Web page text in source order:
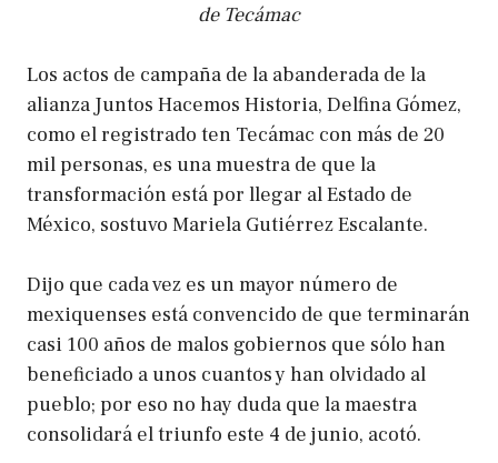
de Tecámac
Los actos de campaña de la abanderada de la
alianza Juntos Hacemos Historia, Delfina Gómez,
como el registrado ten Tecámac con más de 20
mil personas, es una muestra de que la
transformación está por llegar al Estado de
México, sostuvo Mariela Gutiérrez Escalante.
Dijo que cada vez es un mayor número de
mexiquenses está convencido de que terminarán
casi 100 años de malos gobiernos que sólo han
beneficiado a unos cuantos y han olvidado al
pueblo; por eso no hay duda que la maestra
consolidará el triunfo este 4 de junio, acotó.